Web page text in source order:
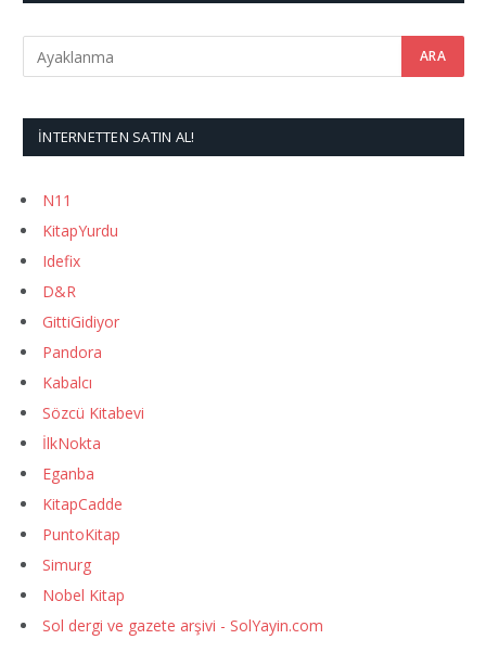
İNTERNETTEN SATIN AL!
N11
KitapYurdu
Idefix
D&R
GittiGidiyor
Pandora
Kabalcı
Sözcü Kitabevi
İlkNokta
Eganba
KitapCadde
PuntoKitap
Simurg
Nobel Kitap
Sol dergi ve gazete arşivi - SolYayin.com